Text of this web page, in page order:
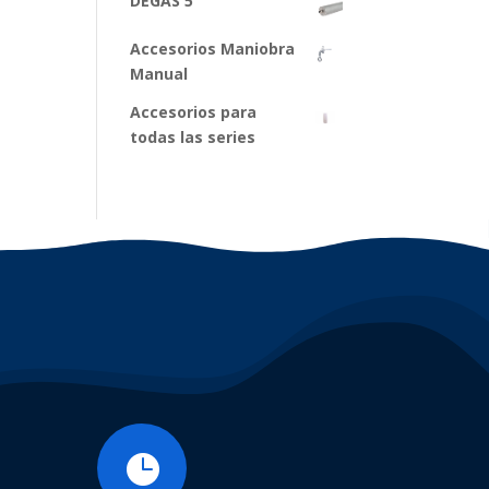
Accesorios Maniobra
Manual
Accesorios para
todas las series
